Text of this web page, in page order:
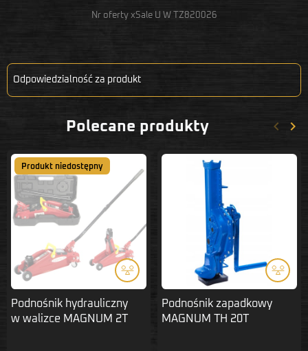
Nr oferty xSale U W TZ820026
Odpowiedzialność za produkt
Polecane produkty keyboard_arrow_left keyboard_arrow_right
Produkt niedostępny
Podnośnik hydrauliczny
w walizce MAGNUM 2T
Podnośnik zapadkowy
MAGNUM TH 20T